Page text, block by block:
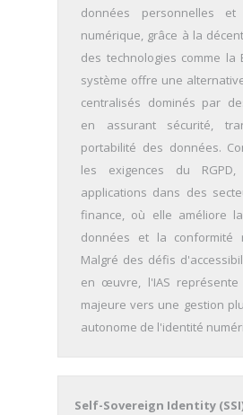
données personnelles
numérique, grâce à la
des technologies comme la
système offre une
centralisés dominés par
en assurant sécurité,
portabilité des données.
les exigences du
applications dans des
finance, où elle améliore
données et la conformité
Malgré des défis
en œuvre, l'IAS représente
majeure vers une gestion
autonome de l'identité
Self-Sovereign Identity